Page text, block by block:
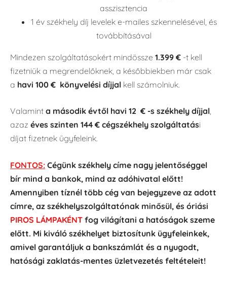
asszisztencia
1 év székhely díj levelek e-mailes szkennelésével, és
továbbításával
Mindezen szolgáltatásokért mindössze 1.399 € -t kell
fizetniük a megrendelőknek, a későbbiekben már csak
a havi 100 € könyvelési díjjal kell számolniuk.
Valamint a második évtől havi 12 € -s székhely díjjal,
azaz éves szinten 144 € cégszékhely szolgáltatási
díjat fizetnek ügyfeleink.
FONTOS: Cégünk székhely címe nagy jelentőséggel
bír mind a bankok, mind az adóhivatal előtt!
Amennyiben tíznél több cég van bejegyzeve az adott
címre, az székhelyszolgáltatónak minősül, és óriási
PIROS LÁMPAKÉNT fog világítani a hatóságok szeme
előtt. Mi kiváló székhelyet biztosítunk ügyfeleinkek,
amivel garantáljuk a bankszámlát és a nyugodt,
hatósági zaklatás-mentes üzletvezetés feltételeit!